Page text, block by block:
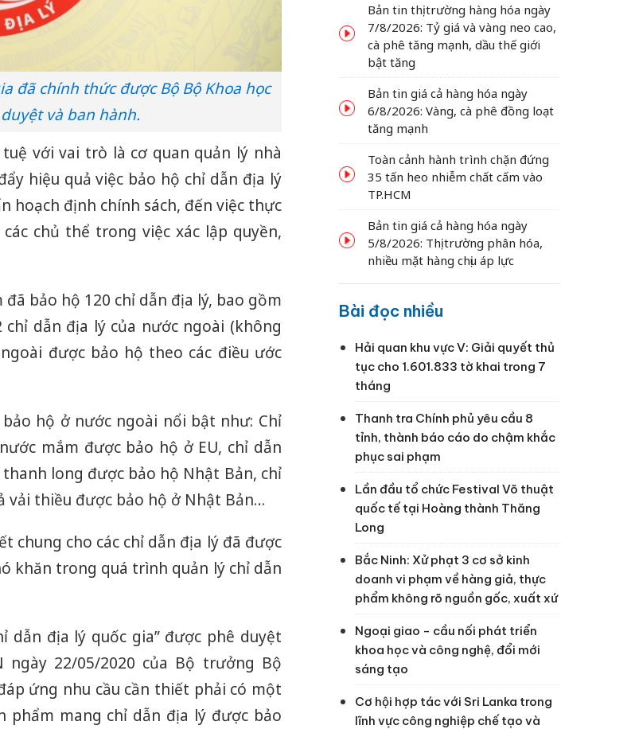
đã chính thức được Bộ Bộ Khoa học
và ban hành.
với vai trò là cơ quan quản lý nhà
hiệu quả việc bảo hộ chỉ dẫn địa lý
hoạch định chính sách, đến việc thực
chủ thể trong việc xác lập quyền,
bảo hộ 120 chỉ dẫn địa lý, bao gồm
dẫn địa lý của nước ngoài (không
được bảo hộ theo các điều ước
hộ ở nước ngoài nổi bật như: Chỉ
mắm được bảo hộ ở EU, chỉ dẫn
thanh long được bảo hộ Nhật Bản, chỉ
vải thiều được bảo hộ ở Nhật Bản…
chung cho các chỉ dẫn địa lý đã được
khăn trong quá trình quản lý chỉ dẫn
dẫn địa lý quốc gia” được phê duyệt
ngày 22/05/2020 của Bộ trưởng Bộ
ứng nhu cầu cần thiết phải có một
phẩm mang chỉ dẫn địa lý được bảo
Bản tin thị trường hàng hóa ngày
7/8/2026: Tỷ giá và vàng neo cao,
cà phê tăng mạnh, dầu thế giới
bật tăng
Bản tin giá cả hàng hóa ngày
6/8/2026: Vàng, cà phê đồng loạt
tăng mạnh
Toàn cảnh hành trình chặn đứng
35 tấn heo nhiễm chất cấm vào
TP.HCM
Bản tin giá cả hàng hóa ngày
5/8/2026: Thị trường phân hóa,
nhiều mặt hàng chịu áp lực
Bài đọc nhiều
Hải quan khu vực V: Giải quyết thủ
tục cho 1.601.833 tờ khai trong 7
tháng
Thanh tra Chính phủ yêu cầu 8
tỉnh, thành báo cáo do chậm khắc
phục sai phạm
Lần đầu tổ chức Festival Võ thuật
quốc tế tại Hoàng thành Thăng
Long
Bắc Ninh: Xử phạt 3 cơ sở kinh
doanh vi phạm về hàng giả, thực
phẩm không rõ nguồn gốc, xuất xứ
Ngoại giao - cầu nối phát triển
khoa học và công nghệ, đổi mới
sáng tạo
Cơ hội hợp tác với Sri Lanka trong
lĩnh vực công nghiệp chế tạo và